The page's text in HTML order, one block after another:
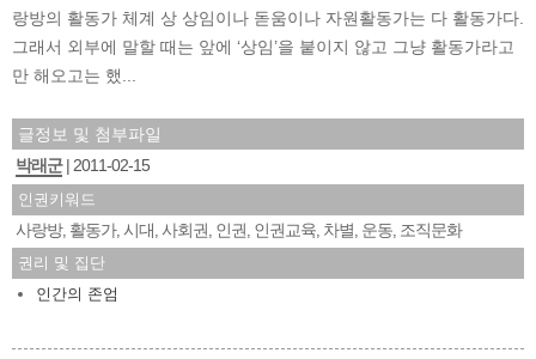
랑방의 활동가 체계 상 상임이나 돋움이나 자원활동가는 다 활동가다.
그래서 외부에 말할 때는 앞에 ‘상임’을 붙이지 않고 그냥 활동가라고
만 해오고는 했...
글정보 및 첨부파일
박래군
2011-02-15
인권키워드
사랑방, 활동가, 시대 사회권 인권 인권교육 차별 운동 조직문화
권리 및 집단
인간의 존엄